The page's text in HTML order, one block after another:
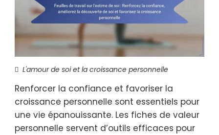
L'amour de soi et la croissance personnelle
Renforcer la confiance et favoriser la
croissance personnelle sont essentiels pour
une vie épanouissante. Les fiches de valeur
personnelle servent d’outils efficaces pour